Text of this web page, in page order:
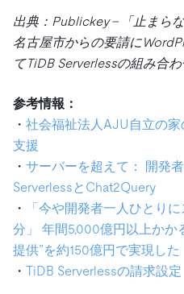
出典：Publickey – 「止まら
名古屋市からの要請に
てTiDB Serverlessの組み合
参考情報：
・ 社会福祉法人AJU自立の
支援
・ サーバーを超えて： 開発
ServerlessとChat2Query
・
「今や開発者一人ひとり
分」 年間5,000億円以上かか
提供”を約150億円で実現した
・ TiDB Serverlessの請求設定